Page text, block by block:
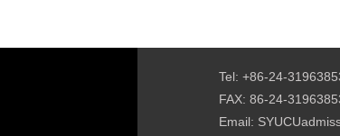
Tel: +86-24-
FAX: 86-24-
Email: